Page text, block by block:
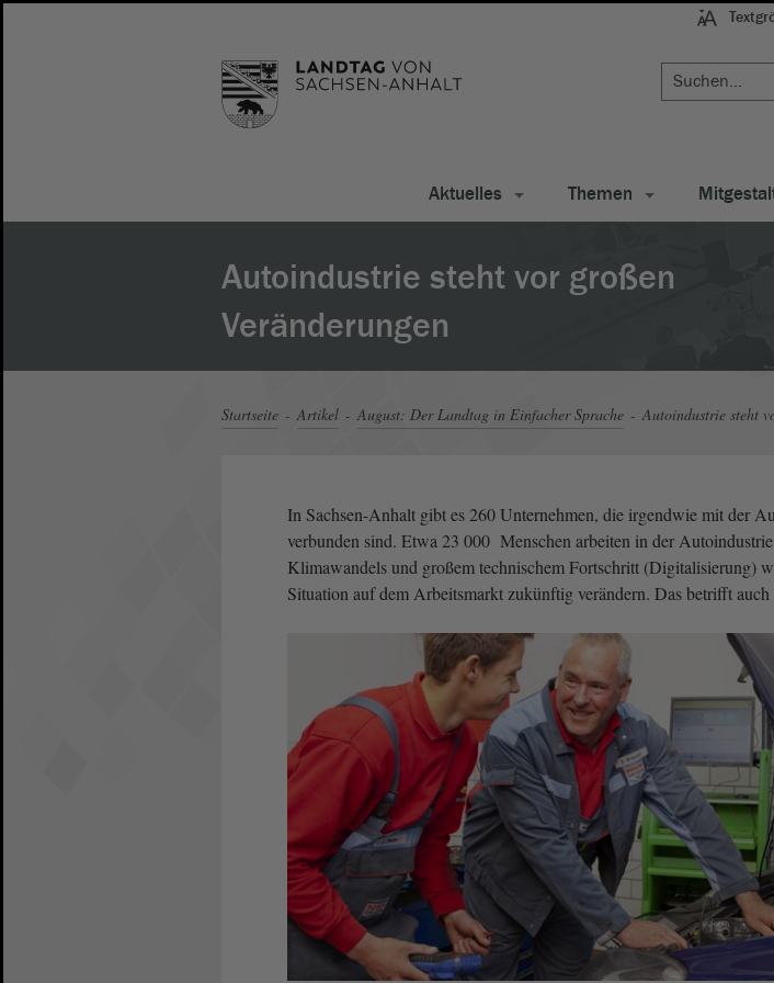
Aktuelles Themen
Autoindustrie steht vor großen
Veränderungen
Startseite Artikel August: Der Landtag in Einfacher Sprache Autoindustrie steht
In Sachsen-Anhalt gibt es 260 Unternehmen, die irgendwie mit der
verbunden sind. Etwa 23 000 Menschen arbeiten in der
Klimawandels und großem technischem Fortschritt (Digitalisierung)
Situation auf dem Arbeitsmarkt zukünftig verändern. Das betrifft